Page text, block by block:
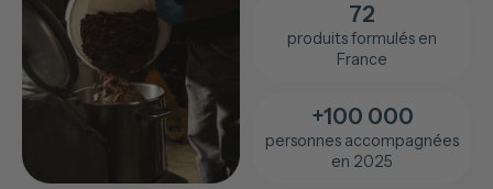
72
produits formulés en
France
+100 000
personnes accompagnées
en 2025